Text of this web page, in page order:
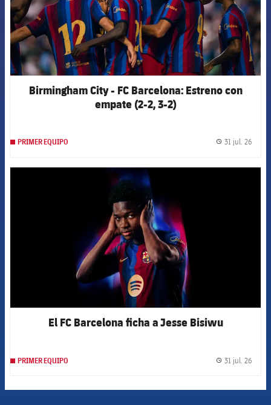
Birmingham City - FC Barcelona: Estreno con
empate (2-2, 3-2)
PRIMER EQUIPO 31 jul. 26
FCB Barcelona badge
El FC Barcelona ficha a Jesse Bisiwu
PRIMER EQUIPO 31 jul. 26